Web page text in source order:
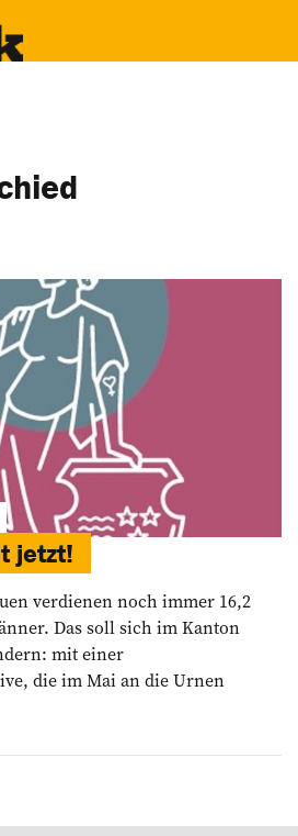
jetzt!
verdienen noch immer 16,2
Das soll sich im Kanton
mit einer
die im Mai an die Urnen